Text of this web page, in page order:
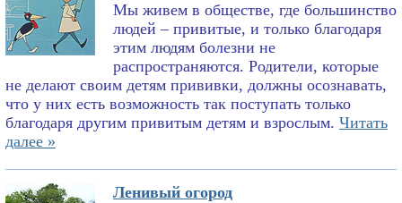
Мы живем в обществе, где большинство
людей – привитые, и только благодаря
этим людям болезни не
распространяются. Родители, которые
не делают своим детям прививки, должны осознавать,
что у них есть возможность так поступать только
благодаря другим привитым детям и взрослым. Читать
далее »
Ленивый огород